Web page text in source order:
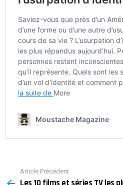
more
Article Précédent